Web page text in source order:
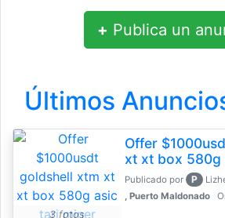
+ Publica un
Últimos
3 fotos
Offer
xt xt box 580g
Publicado por P
, Puerto Maldonado